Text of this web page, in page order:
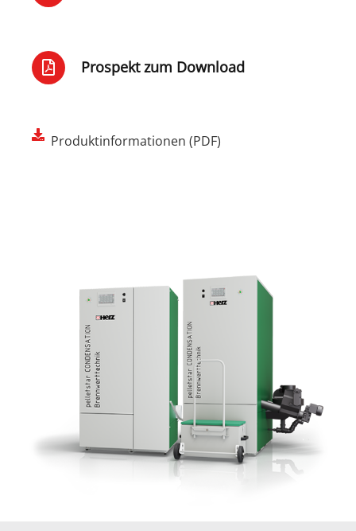
Prospekt zum Download
Produktinformationen (PDF)